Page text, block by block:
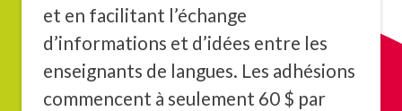
et en facilitant l’échange
d’informations et d’idées entre les
enseignants de langues. Les adhésions
commencent à seulement 60 $ par